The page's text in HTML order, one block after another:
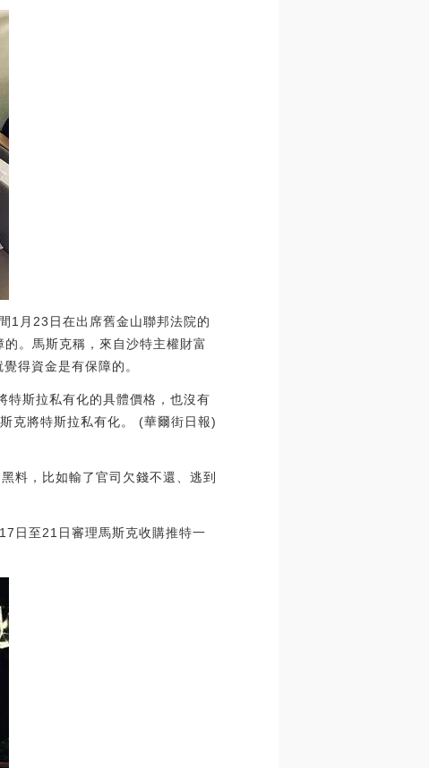
1月23日在出席舊金山聯邦法院的
。馬斯克稱，來自沙特主權財富
得資金是有保障的。
特斯拉私有化的具體價格，也沒有
克將特斯拉私有化。 (華爾街日報)
料，比如輸了官司欠錢不還、逃到
日至21日審理馬斯克收購推特一